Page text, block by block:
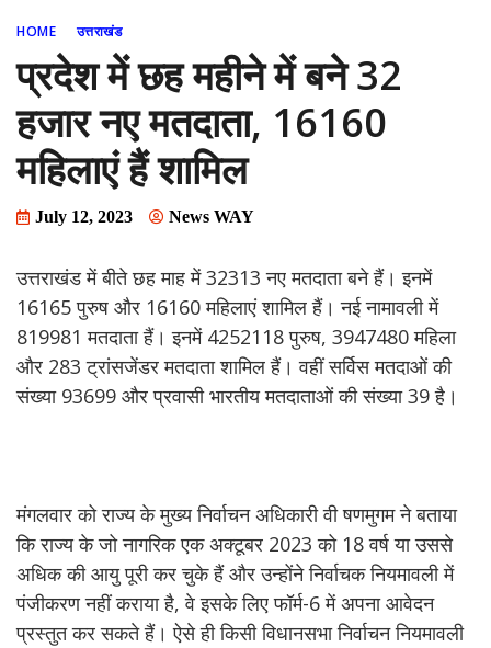
Delhi News
Portal
HOME उत्तराखंड
प्रदेश में छह महीने में बने 32
हजार नए मतदाता, 16160
महिलाएं हैं शामिल
July 12, 2023 News WAY
उत्तराखंड में बीते छह माह में 32313 नए मतदाता बने हैं। इनमें
16165 पुरुष और 16160 महिलाएं शामिल हैं। नई नामावली में
819981 मतदाता हैं। इनमें 4252118 पुरुष, 3947480 महिला
और 283 ट्रांसजेंडर मतदाता शामिल हैं। वहीं सर्विस मतदाओं की
संख्या 93699 और प्रवासी भारतीय मतदाताओं की संख्या 39 है।
मंगलवार को राज्य के मुख्य निर्वाचन अधिकारी वी षणमुगम ने बताया
कि राज्य के जो नागरिक एक अक्टूबर 2023 को 18 वर्ष या उससे
अधिक की आयु पूरी कर चुके हैं और उन्होंने निर्वाचक नियमावली में
पंजीकरण नहीं कराया है, वे इसके लिए फॉर्म-6 में अपना आवेदन
प्रस्तुत कर सकते हैं। ऐसे ही किसी विधानसभा निर्वाचन नियमावली